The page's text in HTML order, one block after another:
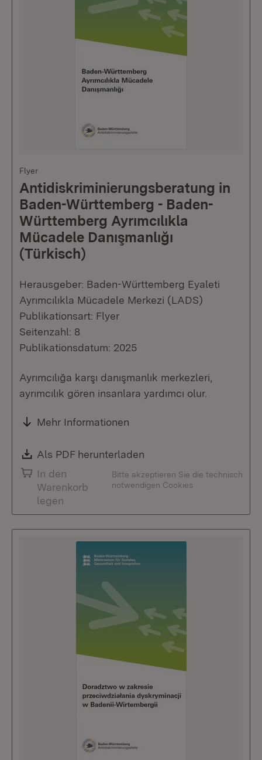
Flyer
Antidiskriminierungsberatung in
Baden-Württemberg - Baden-
Württemberg Ayrımcılıkla
Mücadele Danışmanlığı
(Türkisch)
Herausgeber: Baden-Württemberg Eyaleti
Ayrımcılıkla Mücadele Merkezi (LADS)
Publikationsart: Flyer
Seitenzahl: 8
Publikationsdatum: 2025
Ayrımcılığa karşı danışmanlık merkezleri,
ayrımcılık gören insanlara yardımcı olur.
Mehr Informationen
Download:
Als PDF herunterladen
In den
Warenkorb
legen
Bitte akzeptieren Sie die technisch
notwendigen Cookies